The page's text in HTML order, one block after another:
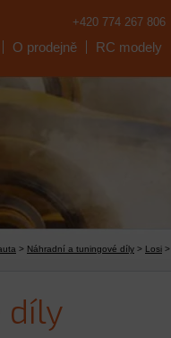
+420 774 267 806
O prodejně RC modely
> Náhradní a tuningové díly > Losi >
díly